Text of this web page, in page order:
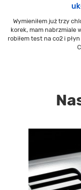
Wymieniłem już trzy
korek, mam nabrzmiale
robiłem test na co2 i